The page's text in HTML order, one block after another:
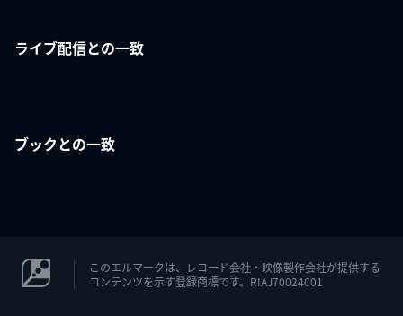
ライブ配信との一致
ブックとの一致
このエルマークは、レコード会社・映像製作会社が提供する
コンテンツを示す登録商標です。RIAJ70024001